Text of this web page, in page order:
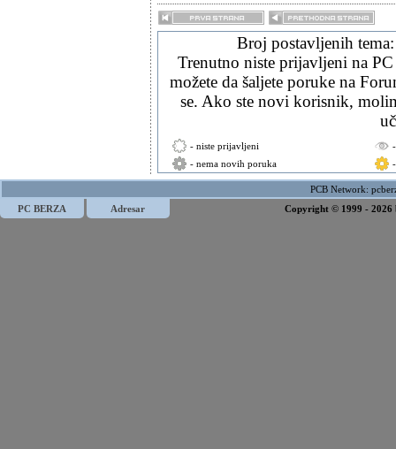
Broj postavljenih
Trenutno niste prijavljeni na
možete da šaljete poruke na
se. Ako ste novi korisnik,
- niste prijavljeni
- nema novih poruka
PCB Network:
PC BERZA
Adresar Copyright © 1999 -